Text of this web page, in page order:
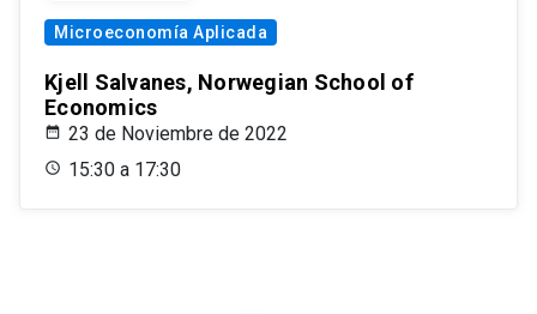
Microeconomía Aplicada
Kjell Salvanes, Norwegian School of
Economics
23 de Noviembre de 2022
15:30 a 17:30